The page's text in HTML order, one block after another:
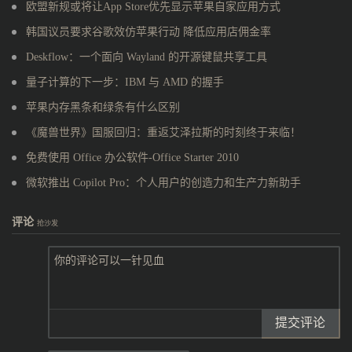
欧盟新规或将让App Store优先显示苹果自家应用方式
韩国议员要求谷歌效仿苹果行动 降低应用店佣金率
Deskflow：一个面向 Wayland 的开源键鼠共享工具
量子计算的下一步：IBM 与 AMD 的握手
苹果内存黑条和绿条有什么区别
《魔兽世界》国服回归：重返艾泽拉斯的时刻终于来临！
免费使用 Office 办公软件-Office Starter 2010
微软推出 Copilot Pro：个人用户的创造力和生产力新助手
评论 抢沙发
提交评论